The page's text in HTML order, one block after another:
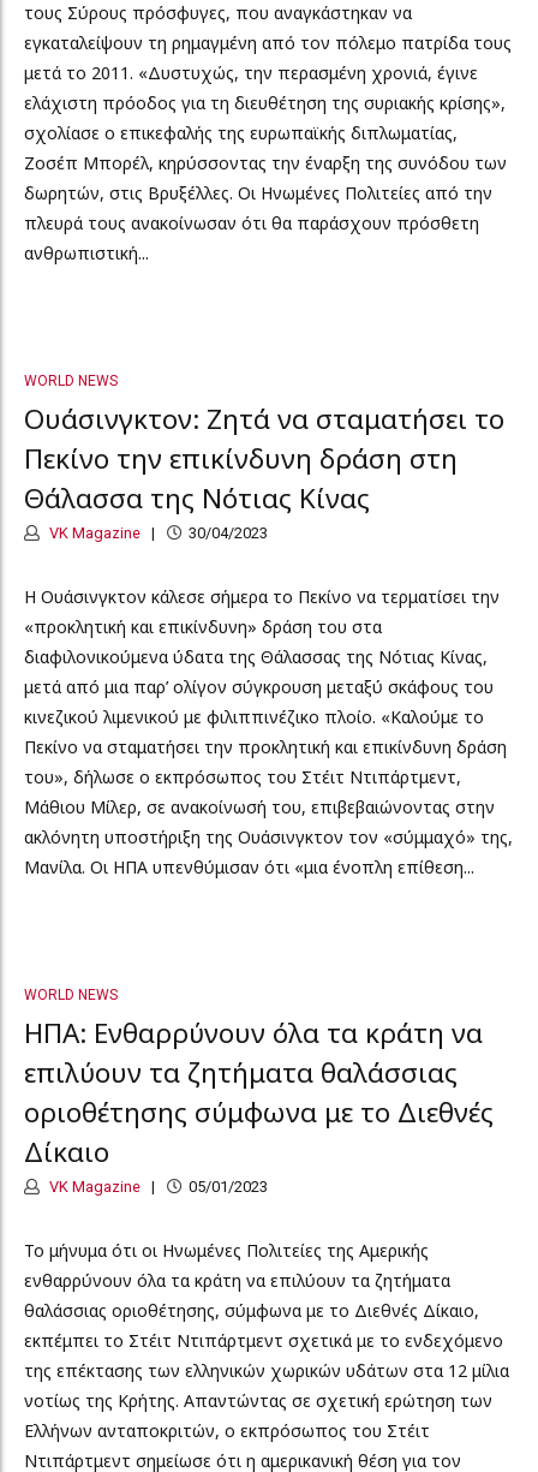
τους Σύρους πρόσφυγες, που αναγκάστηκαν να
εγκαταλείψουν τη ρημαγμένη από τον πόλεμο πατρίδα τους
μετά το 2011. «Δυστυχώς, την περασμένη χρονιά, έγινε
ελάχιστη πρόοδος για τη διευθέτηση της συριακής κρίσης»,
σχολίασε ο επικεφαλής της ευρωπαϊκής διπλωματίας,
Ζοσέπ Μπορέλ, κηρύσσοντας την έναρξη της συνόδου των
δωρητών, στις Βρυξέλλες. Οι Ηνωμένες Πολιτείες από την
πλευρά τους ανακοίνωσαν ότι θα παράσχουν πρόσθετη
ανθρωπιστική...
WORLD NEWS
Ουάσινγκτον: Ζητά να σταματήσει το
Πεκίνο την επικίνδυνη δράση στη
Θάλασσα της Νότιας Κίνας
VK Magazine 30/04/2023
Η Ουάσινγκτον κάλεσε σήμερα το Πεκίνο να τερματίσει την
«προκλητική και επικίνδυνη» δράση του στα
διαφιλονικούμενα ύδατα της Θάλασσας της Νότιας Κίνας,
μετά από μια παρ’ ολίγον σύγκρουση μεταξύ σκάφους του
κινεζικού λιμενικού με φιλιππινέζικο πλοίο. «Καλούμε το
Πεκίνο να σταματήσει την προκλητική και επικίνδυνη δράση
του», δήλωσε ο εκπρόσωπος του Στέιτ Ντιπάρτμεντ,
Μάθιου Μίλερ, σε ανακοίνωσή του, επιβεβαιώνοντας στην
ακλόνητη υποστήριξη της Ουάσινγκτον τον «σύμμαχό» της,
Μανίλα. Οι ΗΠΑ υπενθύμισαν ότι «μια ένοπλη επίθεση...
WORLD NEWS
ΗΠΑ: Ενθαρρύνουν όλα τα κράτη να
επιλύουν τα ζητήματα θαλάσσιας
οριοθέτησης σύμφωνα με το Διεθνές
Δίκαιο
VK Magazine 05/01/2023
Το μήνυμα ότι οι Ηνωμένες Πολιτείες της Αμερικής
ενθαρρύνουν όλα τα κράτη να επιλύουν τα ζητήματα
θαλάσσιας οριοθέτησης, σύμφωνα με το Διεθνές Δίκαιο,
εκπέμπει το Στέιτ Ντιπάρτμεντ σχετικά με το ενδεχόμενο
της επέκτασης των ελληνικών χωρικών υδάτων στα 12 μίλια
νοτίως της Κρήτης. Απαντώντας σε σχετική ερώτηση των
Ελλήνων ανταποκριτών, ο εκπρόσωπος του Στέιτ
Ντιπάρτμεντ σημείωσε ότι η αμερικανική θέση για τον